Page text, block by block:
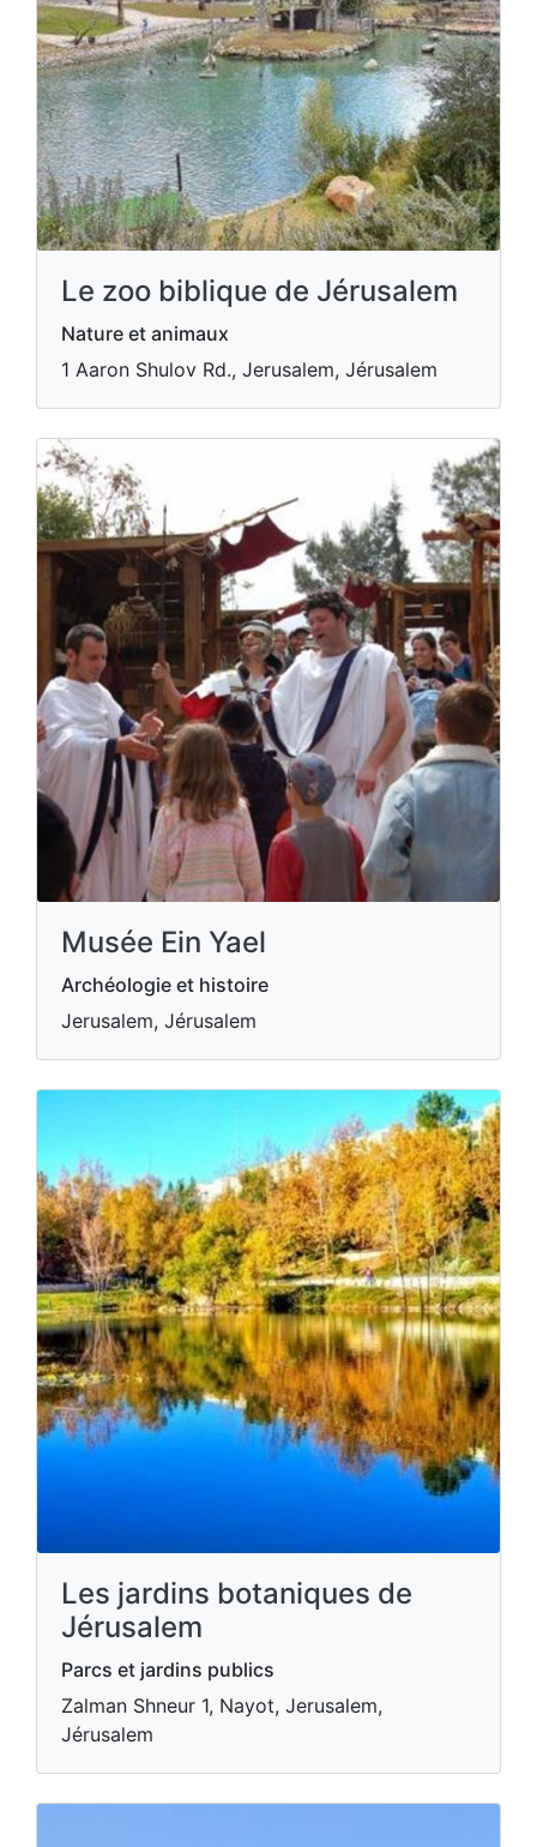
Le zoo biblique de Jérusalem
Nature et animaux
1 Aaron Shulov Rd., Jerusalem, Jérusalem
Musée Ein Yael
Archéologie et histoire
Jerusalem, Jérusalem
Les jardins botaniques de
Jérusalem
Parcs et jardins publics
Zalman Shneur 1, Nayot, Jerusalem,
Jérusalem